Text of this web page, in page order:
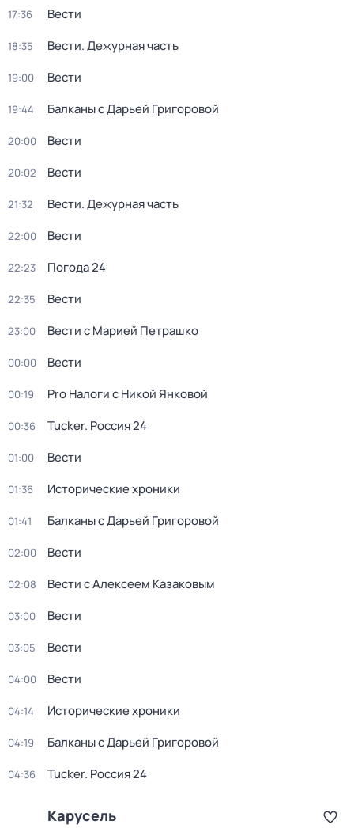
17:36 Вести
18:35 Вести. Дежурная часть
19:00 Вести
19:44 Балканы с Дарьей Григоровой
20:00 Вести
20:02 Вести
21:32 Вести. Дежурная часть
22:00 Вести
22:23 Погода 24
22:35 Вести
23:00 Вести с Марией Петрашко
00:00 Вести
00:19 Pro Налоги с Никой Янковой
00:36 Tucker. Россия 24
01:00 Вести
01:36 Исторические хроники
01:41 Балканы с Дарьей Григоровой
02:00 Вести
02:08 Вести с Алексеем Казаковым
03:00 Вести
03:05 Вести
04:00 Вести
04:14 Исторические хроники
04:19 Балканы с Дарьей Григоровой
04:36 Tucker. Россия 24
Карусель